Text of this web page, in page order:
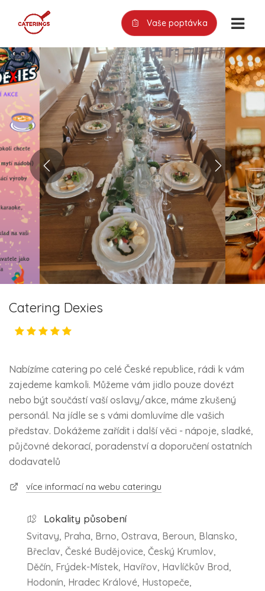
Vaše poptávka
Catering Dexies
Nabízíme catering po celé České republice, rádi k vám
zajedeme kamkoli. Můžeme vám jidlo pouze dovézt
nebo být součástí vaší oslavy/akce, máme zkušený
personál. Na jídle se s vámi domluvíme dle vašich
představ. Dokážeme zařídit i další věci - nápoje, sladké,
půjčovné dekorací, poradenství a doporučení ostatních
dodavatelů
více informací na webu cateringu
Lokality působení
Svitavy, Praha, Brno, Ostrava, Beroun, Blansko,
Břeclav, České Budějovice, Český Krumlov,
Děčín, Frýdek-Místek, Havířov, Havlíčkův Brod,
Hodonín, Hradec Králové, Hustopeče,